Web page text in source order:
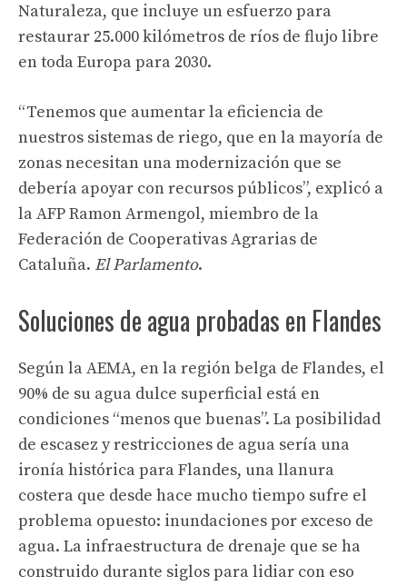
Naturaleza, que incluye un esfuerzo para
restaurar 25.000 kilómetros de ríos de flujo libre
en toda Europa para 2030.
“Tenemos que aumentar la eficiencia de
nuestros sistemas de riego, que en la mayoría de
zonas necesitan una modernización que se
debería apoyar con recursos públicos”, explicó a
la AFP Ramon Armengol, miembro de la
Federación de Cooperativas Agrarias de
Cataluña. El Parlamento.
Soluciones de agua probadas en Flandes
Según la AEMA, en la región belga de Flandes, el
90% de su agua dulce superficial está en
condiciones “menos que buenas”. La posibilidad
de escasez y restricciones de agua sería una
ironía histórica para Flandes, una llanura
costera que desde hace mucho tiempo sufre el
problema opuesto: inundaciones por exceso de
agua. La infraestructura de drenaje que se ha
construido durante siglos para lidiar con eso